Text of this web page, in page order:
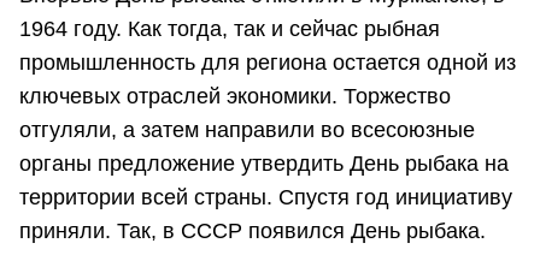
1964 году. Как тогда, так и сейчас рыбная
промышленность для региона остается одной из
ключевых отраслей экономики. Торжество
отгуляли, а затем направили во всесоюзные
органы предложение утвердить День рыбака на
территории всей страны. Спустя год инициативу
приняли. Так, в СССР появился День рыбака.